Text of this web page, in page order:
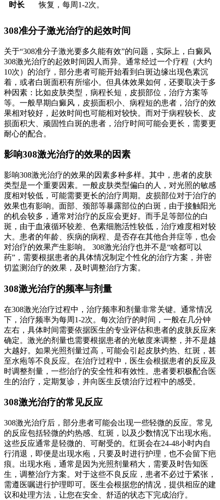
时长
恢复，每周1-2次。
308准分子激光治疗的起效时间
关于“308准分子激光要多久能有效”的问题，实际上，白癜风
308激光治疗的起效时间因人而异。通常经过一个疗程（大约
10次）的治疗，部分患者可能开始看到白斑边缘出现色素沉
着，或者白斑面积有所缩小。但具体效果如何，还要取决于多
种因素：比如皮肤类型，病程长短，皮损部位，治疗方案等
等。一般早期白癜风，皮损面积小、病程短的患者，治疗的效
果相对较好，起效时间也可能相对较快。而对于病程较长、皮
损面积大、顽固性白斑的患者，治疗时间可能会更长，需要更
耐心的配合。
影响308激光治疗的效果的因素
影响308激光治疗的效果的因素多种多样。其中，患者的皮肤
类型是一个重要因素。一般皮肤类型偏白的人，对光照的敏感
度相对较低，可能需要更长的治疗周期。皮损部位对于治疗的
效果也有影响。面部、颈部等暴露部位的白斑，由于接触阳光
的机会较多，通常对治疗的反应会更好。而手足等部位的白
斑，由于血液循环较差、色素细胞活性较低，治疗难度相对较
大。患者的年龄、疾病的病程、是否存在其他合并症等，也会
对治疗的效果产生影响。 308激光治疗也并不是“啥都可以
药”，需要根据患者的具体情况制定个性化的治疗方案，并密
切监测治疗的效果，及时调整治疗方案。
308激光治疗的频率与剂量
在308激光治疗过程中，治疗频率和剂量非常关键。通常情况
下，治疗频率为每周1-2次。每次治疗的时间，一般在几分钟
左右，具体时间需要依据医生的专业评估和患者的皮肤反应来
确定。激光的剂量也需要根据患者的光敏度来调整，并不是越
大越好。如果光照剂量过高，可能会引起皮肤灼热、红斑，甚
至水疱等不良反应。在治疗过程中，医生会根据患者的反应及
时调整剂量，一些治疗的安全性和有效性。患者要积极配合医
生的治疗，定期复诊，并向医生反馈治疗过程中的感受。
308激光治疗的常见反应
308激光治疗后，部分患者可能会出现一些轻微的反应。常见
的反应包括轻微的灼热感、红斑，以及少数情况下出现水疱。
这些反应通常是轻微的、可耐受的。红斑会在24-48小时内自
行消退，即便是出现水疱，只要及时进行护理，也不会留下疤
痕。出现水疱，通常是因为光照剂量稍大，需要及时告知医
生，调整治疗方案。对于这些不良反应，患者不必过于紧张，
需遵医嘱进行护理即可。医生会根据您的情况，提供相应的建
议和处理方法，让您在安全、舒适的状态下完成治疗。